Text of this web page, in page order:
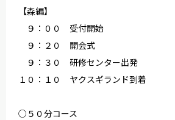
【森編】
９：００ 受付開始
９：２０ 開会式
９：３０ 研修センター出発
１０：１０ ヤクスギランド到着
○５０分コース